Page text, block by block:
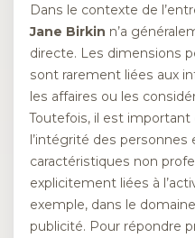
Dans le contexte de
Jane Birkin n’a
directe. Les dimensions
sont rarement liées aux
les affaires ou les
Toutefois, il est
l’intégrité des
caractéristiques non
explicitement liées à
exemple, dans le
publicité. Pour répondre